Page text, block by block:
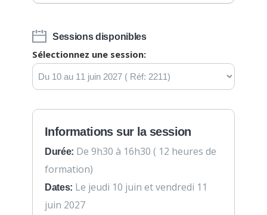
Sessions disponibles
Sélectionnez une session:
Informations sur la session
Durée: De 9h30 à 16h30 ( 12 heures de
formation)
Dates: Le jeudi 10 juin et vendredi 11
juin 2027